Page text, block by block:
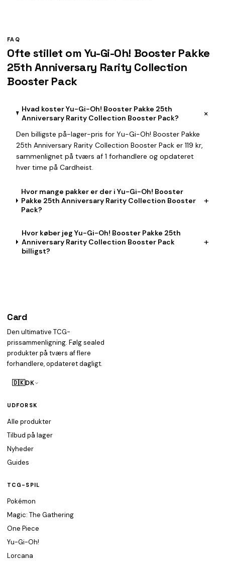
FAQ
Ofte stillet om Yu-Gi-Oh! Booster Pakke
25th Anniversary Rarity Collection
Booster Pack
Hvad koster Yu-Gi-Oh! Booster Pakke 25th
Anniversary Rarity Collection Booster Pack?
+
Den billigste på-lager-pris for Yu-Gi-Oh! Booster Pakke
25th Anniversary Rarity Collection Booster Pack er 119 kr,
sammenlignet på tværs af 1 forhandlere og opdateret
hver time på Cardheist.
Hvor mange pakker er der i Yu-Gi-Oh! Booster
Pakke 25th Anniversary Rarity Collection Booster
Pack?
+
Hvor køber jeg Yu-Gi-Oh! Booster Pakke 25th
Anniversary Rarity Collection Booster Pack
billigst?
+
Card
Den ultimative TCG-
prissammenligning. Følg sealed
produkter på tværs af flere
forhandlere, opdateret dagligt.
🇩🇰DK
UDFORSK
Alle produkter
Tilbud på lager
Nyheder
Guides
TCG-SPIL
Pokémon
Magic: The Gathering
One Piece
Yu-Gi-Oh!
Lorcana